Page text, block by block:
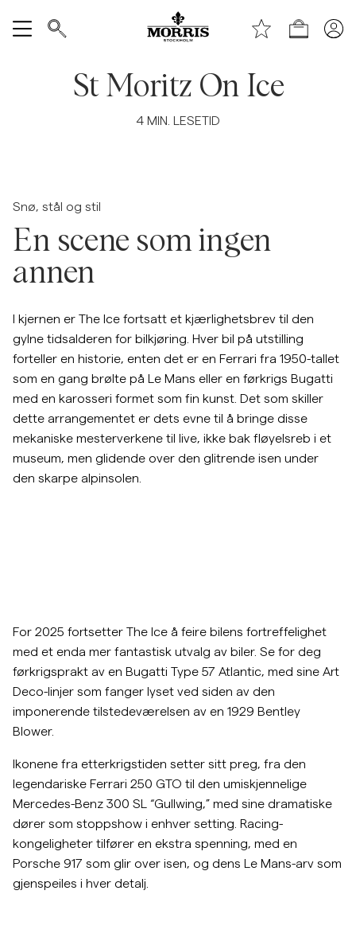
Handle
Jeans
Dresser
Overshirts
Poloskjorter
Yttertøy
Undertøy
St Moritz On Ice
4 MIN. LESETID
Snø, stål og stil
En scene som ingen
annen
I kjernen er The Ice fortsatt et kjærlighetsbrev til den
gylne tidsalderen for bilkjøring. Hver bil på utstilling
forteller en historie, enten det er en Ferrari fra 1950-tallet
som en gang brølte på Le Mans eller en førkrigs Bugatti
med en karosseri formet som fin kunst. Det som skiller
dette arrangementet er dets evne til å bringe disse
mekaniske mesterverkene til live, ikke bak fløyelsreb i et
museum, men glidende over den glitrende isen under
den skarpe alpinsolen.
For 2025 fortsetter The Ice å feire bilens fortreffelighet
med et enda mer fantastisk utvalg av biler. Se for deg
førkrigsprakt av en Bugatti Type 57 Atlantic, med sine Art
Deco-linjer som fanger lyset ved siden av den
imponerende tilstedeværelsen av en 1929 Bentley
Blower.
Ikonene fra etterkrigstiden setter sitt preg, fra den
legendariske Ferrari 250 GTO til den umiskjennelige
Mercedes-Benz 300 SL “Gullwing,” med sine dramatiske
dører som stoppshow i enhver setting. Racing-
kongeligheter tilfører en ekstra spenning, med en
Porsche 917 som glir over isen, og dens Le Mans-arv som
gjenspeiles i hver detalj.